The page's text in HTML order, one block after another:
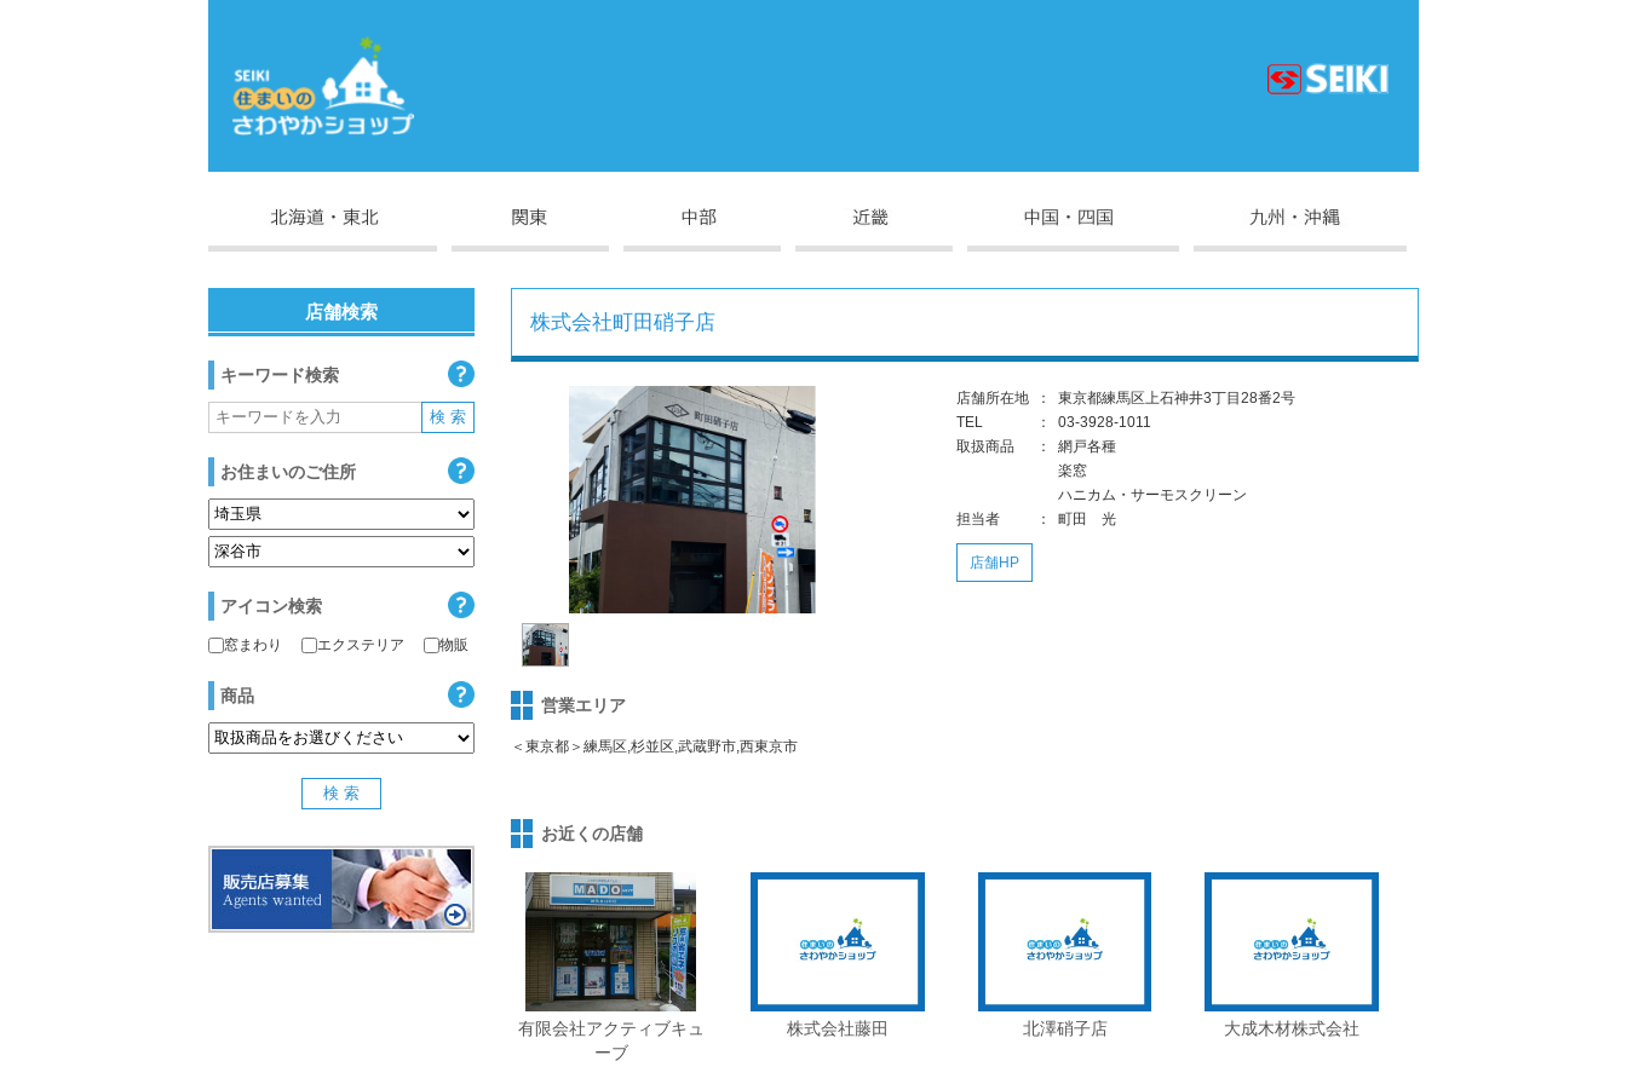
株式会社町田硝子店
店舗所在地 ：
東京都練馬区上石神井3丁目28番2号
TEL
：
03-3928-1011
取扱商品
：
網戸各種
楽窓
ハニカム・サーモスクリーン
担当者
： 町田 光
店舗HP
営業エリア
＜東京都＞練馬区,杉並区,武蔵野市,西東京市
お近くの店舗
有限会社アクティブキュ
ーブ
株式会社藤田 北澤硝子店 大成木材株式会社
店舗検索
キーワード検索
お住まいのご住所
アイコン検索
窓まわり エクステリア 物販
商品